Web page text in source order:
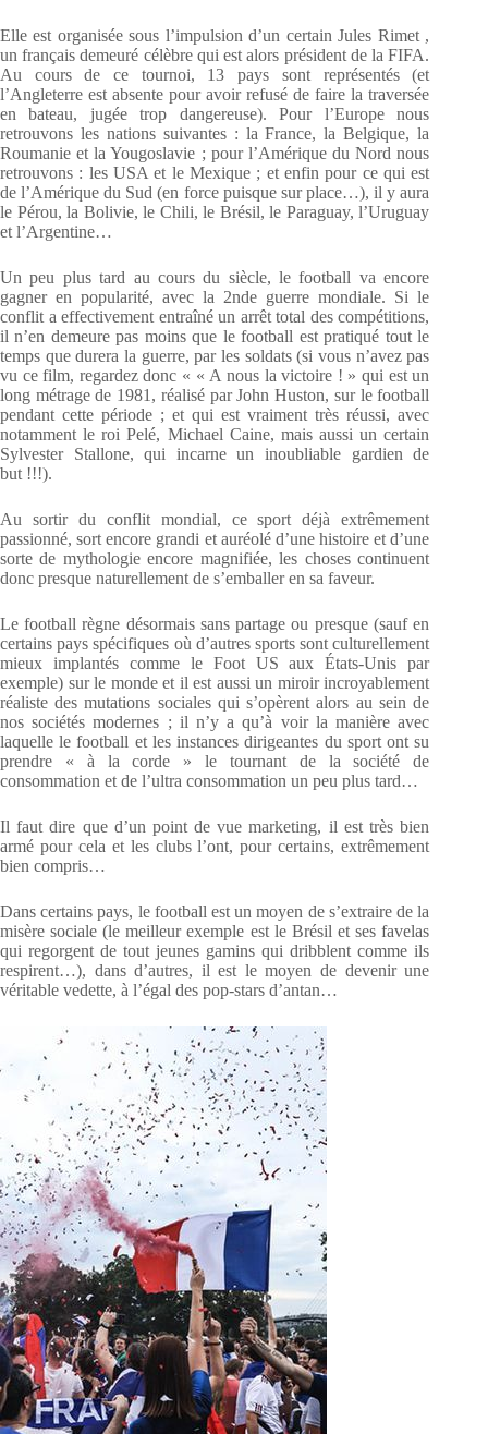
Elle est organisée sous l’impulsion d’un certain Jules Rimet ,
un français demeuré célèbre qui est alors président de la FIFA.
Au cours de ce tournoi, 13 pays sont représentés (et
l’Angleterre est absente pour avoir refusé de faire la traversée
en bateau, jugée trop dangereuse). Pour l’Europe nous
retrouvons les nations suivantes : la France, la Belgique, la
Roumanie et la Yougoslavie ; pour l’Amérique du Nord nous
retrouvons : les USA et le Mexique ; et enfin pour ce qui est
de l’Amérique du Sud (en force puisque sur place…), il y aura
le Pérou, la Bolivie, le Chili, le Brésil, le Paraguay, l’Uruguay
et l’Argentine…
Un peu plus tard au cours du siècle, le football va encore
gagner en popularité, avec la 2nde guerre mondiale. Si le
conflit a effectivement entraîné un arrêt total des compétitions,
il n’en demeure pas moins que le football est pratiqué tout le
temps que durera la guerre, par les soldats (si vous n’avez pas
vu ce film, regardez donc « « A nous la victoire ! » qui est un
long métrage de 1981, réalisé par John Huston, sur le football
pendant cette période ; et qui est vraiment très réussi, avec
notamment le roi Pelé, Michael Caine, mais aussi un certain
Sylvester Stallone, qui incarne un inoubliable gardien de
but !!!).
Au sortir du conflit mondial, ce sport déjà extrêmement
passionné, sort encore grandi et auréolé d’une histoire et d’une
sorte de mythologie encore magnifiée, les choses continuent
donc presque naturellement de s’emballer en sa faveur.
Le football règne désormais sans partage ou presque (sauf en
certains pays spécifiques où d’autres sports sont culturellement
mieux implantés comme le Foot US aux États-Unis par
exemple) sur le monde et il est aussi un miroir incroyablement
réaliste des mutations sociales qui s’opèrent alors au sein de
nos sociétés modernes ; il n’y a qu’à voir la manière avec
laquelle le football et les instances dirigeantes du sport ont su
prendre « à la corde » le tournant de la société de
consommation et de l’ultra consommation un peu plus tard…
Il faut dire que d’un point de vue marketing, il est très bien
armé pour cela et les clubs l’ont, pour certains, extrêmement
bien compris…
Dans certains pays, le football est un moyen de s’extraire de la
misère sociale (le meilleur exemple est le Brésil et ses favelas
qui regorgent de tout jeunes gamins qui dribblent comme ils
respirent…), dans d’autres, il est le moyen de devenir une
véritable vedette, à l’égal des pop-stars d’antan…